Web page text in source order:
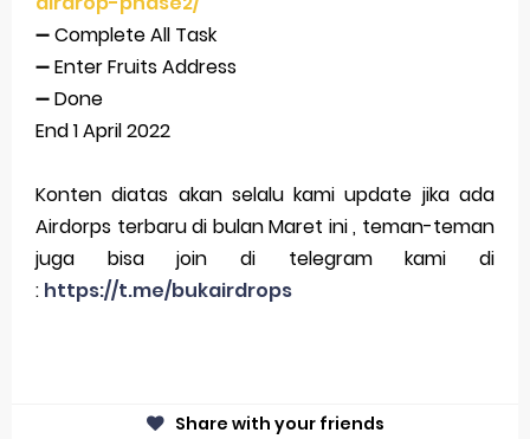
➖ Complete All Task
➖ Enter Fruits Address
➖ Done
End 1 April 2022
Konten diatas akan selalu kami update jika ada
Airdorps terbaru di bulan Maret ini , teman-teman
juga bisa join di telegram kami di
: https://t.me/bukairdrops
Share with your friends